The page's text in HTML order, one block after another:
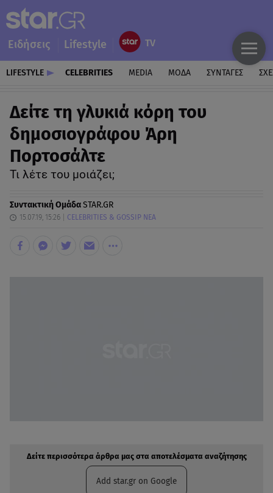
Ειδήσεις Lifestyle
LIFESTYLE CELEBRITIES MEDIA ΜΟΔΑ ΣΥΝΤΑΓΕΣ
Δείτε τη γλυκιά κόρη του
δημοσιογράφου Άρη
Πορτοσάλτε
Τι λέτε του μοιάζει;
Συντακτική ΟμάδαSTAR.GR
15.07.19, 15:26 CELEBRITIES & GOSSIP ΝΕΑ
Δείτε περισσότερα άρθρα μας στα αποτελέσματα αναζήτησης
Add star.gr on Google